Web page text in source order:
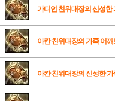
가디언 친위대장의 신성한
아칸 친위대장의 가죽 어
아칸 친위대장의 신성한